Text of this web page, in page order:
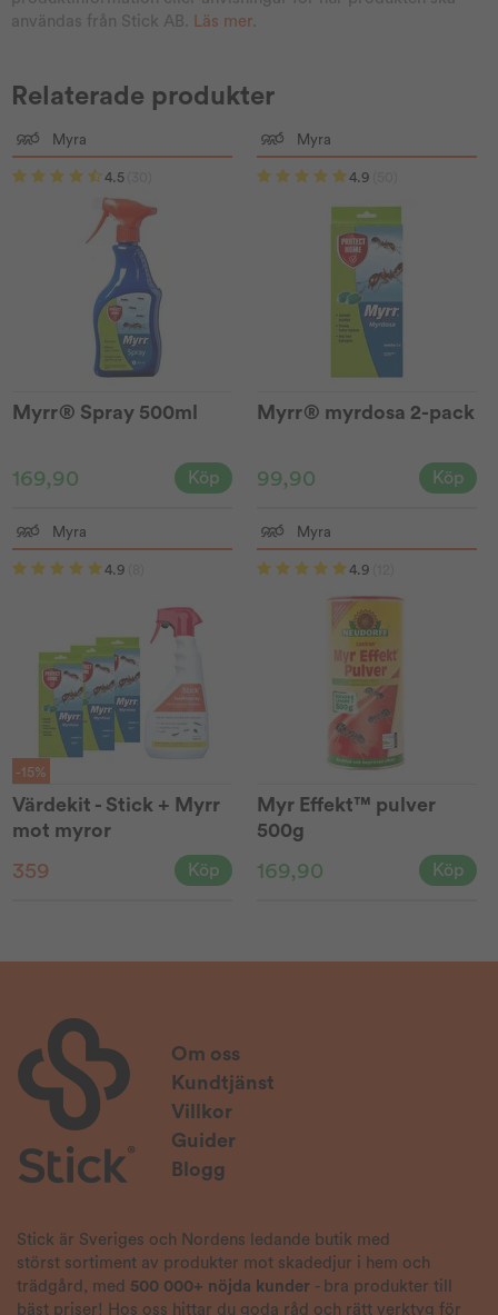
användas från Stick AB.
Läs mer
Relaterade produkter
Myra
4.5
Myrr® Spray 500ml
169,90 Köp
Myra
4.9
Myrr® myrdosa 2-pack
99,90 Köp
Myra
4.9
-15%
Värdekit - Stick + Myrr
mot myror
359 Köp
Myra
4.9
Myr Effekt™ pulver
500g
169,90 Köp
Om oss
Kundtjänst
Villkor
Guider
Blogg
Stick är Sveriges och Nordens ledande butik med
störst sortiment av produkter mot skadedjur i hem och
trädgård, med 500 000+ nöjda kunder - bra produkter till
bäst priser! Hos oss hittar du goda råd och rätt verktyg för